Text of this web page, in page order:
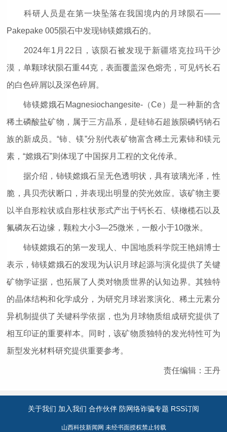
科研人员是在第一块坠落在我国境内的月球陨石——
Pakepake 005陨石中发现铈镁嫦娥石的。
2024年1月22日，该陨石被发现于新疆塔克拉玛干沙
漠，单颗球状陨石重44克，表面覆盖深色熔壳，可见钙长石
的白色碎屑以及深色碎屑。
铈镁嫦娥石Magnesiochangesite-（Ce）是一种新的含
稀土磷酸盐矿物，属于三方晶系，是硅铈石超族陨磷钙钠石
族的新成员。“铈、镁”分别代表矿物富含稀土元素铈和镁元
素，“嫦娥石”则体现了中国探月工程的文化传承。
据介绍，铈镁嫦娥石呈无色透明状，具有玻璃光泽，性
脆，具贝壳状断口，并表现出明显的荧光效应。该矿物主要
以半自形粒状或自形柱状形式产出于钙长石、镁橄榄石以及
氟磷灰石边缘，颗粒大小3—25微米，一般小于10微米。
铈镁嫦娥石的第一发现人、中国地质科学院王艳娟博士
表示，铈镁嫦娥石的发现为认识月球起源与演化提供了关键
矿物学证据，也拓展了人类对物质世界的认知边界。其独特
的晶体结构和化学成分，为研究月球岩浆演化、稀土元素分
异机制提供了关键科学依据，也为月球物质组成研究提供了
相互印证的重要样本。同时，该矿物质独特的发光特性可为
新型发光材料研究提供重要参考。
责任编辑：王丹
关于我们 加入我们 合作伙伴 防网络诈骗专题 RSS订阅
山西科技新闻网 未经书面授权禁止转载